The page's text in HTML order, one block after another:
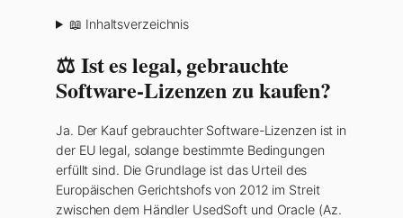
📖 Inhaltsverzeichnis
⚖️ Ist es legal, gebrauchte
Software-Lizenzen zu kaufen?
Ja. Der Kauf gebrauchter Software-Lizenzen ist in
der EU legal, solange bestimmte Bedingungen
erfüllt sind. Die Grundlage ist das Urteil des
Europäischen Gerichtshofs von 2012 im Streit
zwischen dem Händler UsedSoft und Oracle (Az.